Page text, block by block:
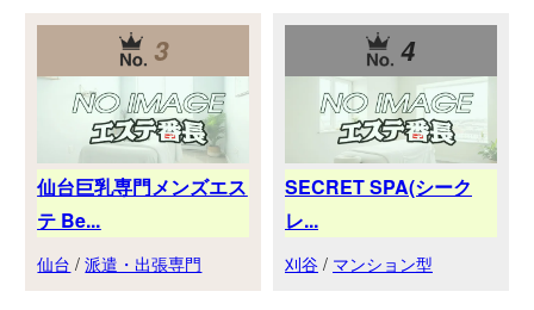
3
仙台巨乳専門メンズエス
テ Be...
仙台 /派遣・出張専門
4
SECRET SPA(シーク
レ...
刈谷 / マンション型